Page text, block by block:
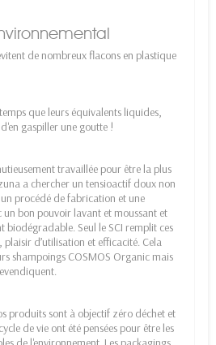
de nombreux flacons en plastique
que leurs équivalents liquides,
gaspiller une goutte !
travaillée pour être la plus
a chercher un tensioactif doux non
procédé de fabrication et une
un bon pouvoir lavant et moussant et
biodégradable. Seul le SCI remplit ces
d’utilisation et efficacité. Cela
shampoings COSMOS Organic mais
produits sont à objectif zéro déchet et
de vie ont été pensées pour être les